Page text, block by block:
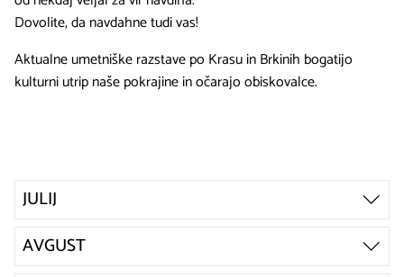
Dovolite, da navdahne tudi vas!
Aktualne umetniške razstave po Krasu in Brkinih bogatijo
kulturni utrip naše pokrajine in očarajo obiskovalce.
JULIJ
AVGUST